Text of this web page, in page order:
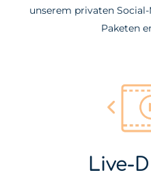
unserem privaten
Paketen
Live-